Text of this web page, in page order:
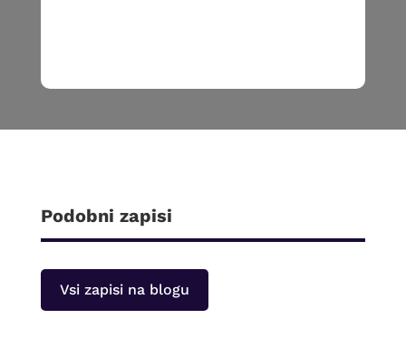
Podobni zapisi
Vsi zapisi na blogu